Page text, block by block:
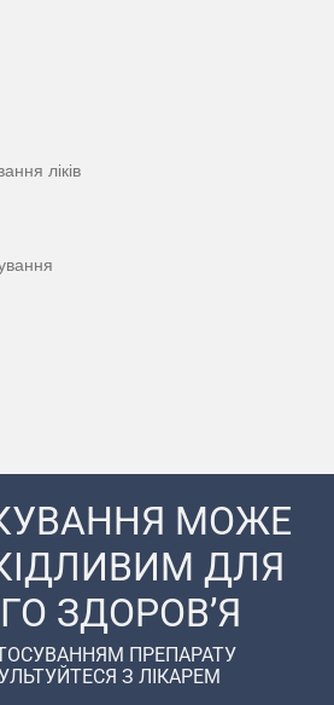
ліків
МОЖЕ
ДЛЯ
ЗДОРОВ’Я
ПРЕПАРАТУ
З ЛІКАРЕМ